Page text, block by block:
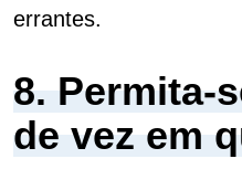
errantes.
8. Permita-
de vez em